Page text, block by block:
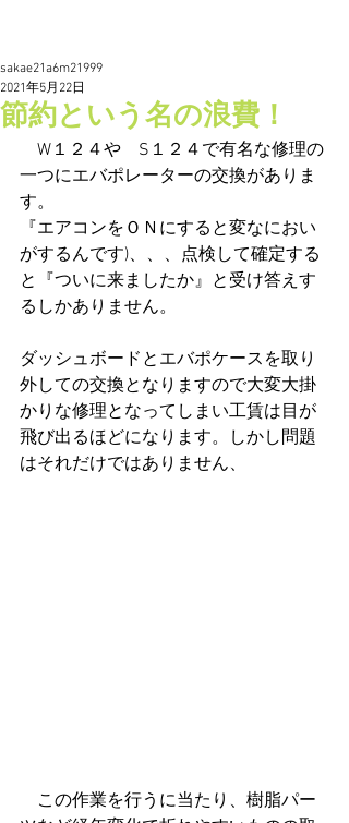
節約という名の浪費！
sakae21a6m21999
2021年5月22日
W１２４や　S１２４で有名な修理の
一つにエバポレーターの交換がありま
す。
『エアコンをＯＮにすると変なにおい
がするんです)、、、点検して確定する
と『ついに来ましたか』と受け答えす
るしかありません。
ダッシュボードとエバポケースを取り
外しての交換となりますので大変大掛
かりな修理となってしまい工賃は目が
飛び出るほどになります。しかし問題
はそれだけではありません、
この作業を行うに当たり、樹脂パー